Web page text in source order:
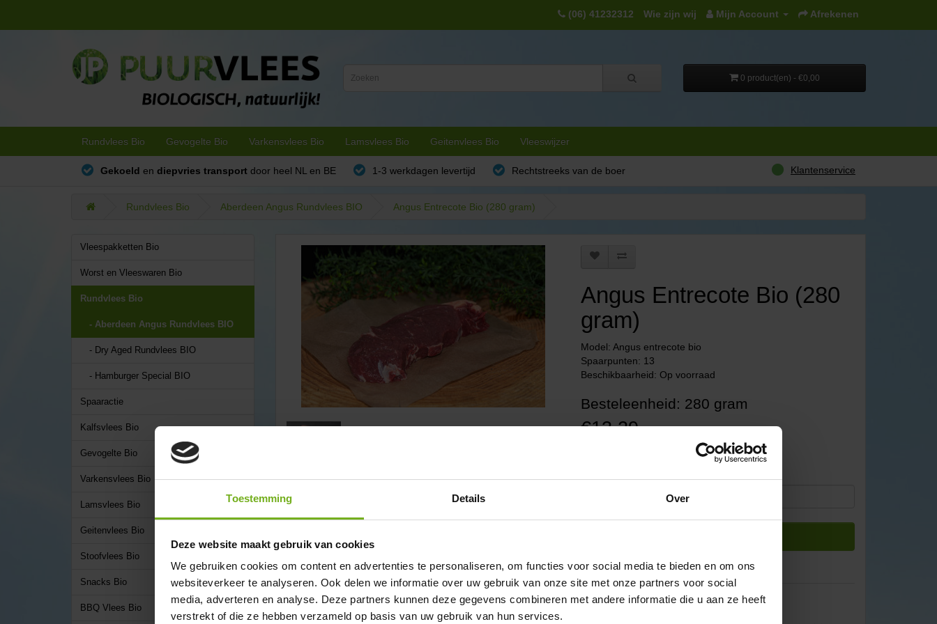
Toestemming Details Over
Deze website maakt gebruik van cookies
We gebruiken cookies om content en advertenties te personaliseren, om functies voor social media te bieden en om ons
websiteverkeer te analyseren. Ook delen we informatie over uw gebruik van onze site met onze partners voor social
media, adverteren en analyse. Deze partners kunnen deze gegevens combineren met andere informatie die u aan ze heeft
verstrekt of die ze hebben verzameld op basis van uw gebruik van hun services.
(06) 41232312 Wie zijn wij Mijn Account Afrekenen
0 product(en) - €0,00
Rundvlees Bio Gevogelte Bio Varkensvlees Bio Lamsvlees Bio Geitenvlees Bio Vleeswijzer
Gekoeld en diepvries transport door heel NL en BE 1-3 werkdagen levertijd Rechtstreeks van de boer Klantenservice
Rundvlees Bio Aberdeen Angus Rundvlees BIO Angus Entrecote Bio (280 gram)
Vleespakketten Bio
Worst en Vleeswaren Bio
Rundvlees Bio
- Aberdeen Angus Rundvlees BIO
- Dry Aged Rundvlees BIO
- Hamburger Special BIO
Spaaractie
Kalfsvlees Bio
Gevogelte Bio
Varkensvlees Bio
Lamsvlees Bio
Geitenvlees Bio
Stoofvlees Bio
Snacks Bio
BBQ Vlees Bio
✔ Ambachtelijk sinds 1924
✔ Door heel BE en NL gekoeld en diepvries transport.
✔ Levertijd 1-3 werkdagen indien op voorraad.
✔ Rechtstreeks van de boer
✔ Lees goed de bezorg info:
Angus Entrecote Bio (280
gram)
Model: Angus entrecote bio
Spaarpunten: 13
Beschikbaarheid: Op voorraad
Besteleenheid: 280 gram
€13,29
Omschrijving Beoordelingen (0)
Angus Entrecote kopen?